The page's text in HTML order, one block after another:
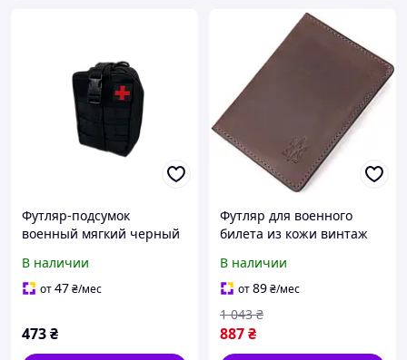
Футляр-подсумок
военный мягкий черный
В наличии
от47₴/мес
473₴
Футляр для военного
билета из кожи винтаж
16752 Коричневый
AlterDeal -thrilling-
unlimited-choice-
В наличии
от89₴/мес
887₴
1 043 ₴